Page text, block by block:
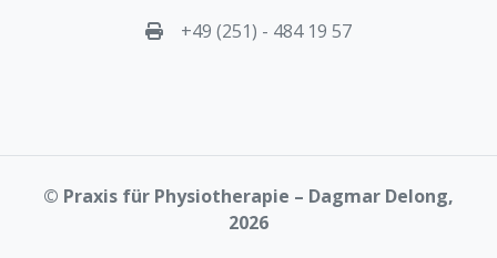
+49 (251) - 484 19 57
© Praxis für Physiotherapie – Dagmar Delong,
2026